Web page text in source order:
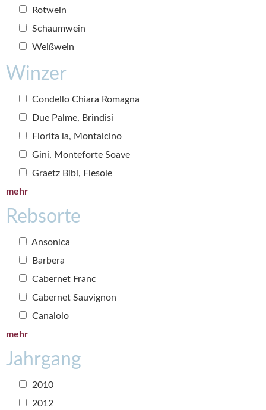
Rotwein
Schaumwein
Weißwein
Winzer
Condello Chiara Romagna
Due Palme, Brindisi
Fiorita la, Montalcino
Gini, Monteforte Soave
Graetz Bibi, Fiesole
mehr
Rebsorte
Ansonica
Barbera
Cabernet Franc
Cabernet Sauvignon
Canaiolo
mehr
Jahrgang
2010
2012